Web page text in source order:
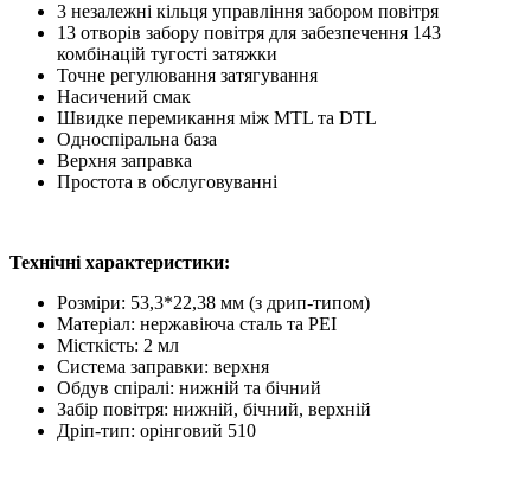
3 незалежні кільця управління забором повітря
13 отворів забору повітря для забезпечення 143
комбінацій тугості затяжки
Точне регулювання затягування
Насичений смак
Швидке перемикання між MTL та DTL
Односпіральна база
Верхня заправка
Простота в обслуговуванні
Технічні характеристики:
Розміри: 53,3*22,38 мм (з дрип-типом)
Матеріал: нержавіюча сталь та PEI
Місткість: 2 мл
Система заправки: верхня
Обдув спіралі: нижній та бічний
Забір повітря: нижній, бічний, верхній
Дріп-тип: орінговий 510